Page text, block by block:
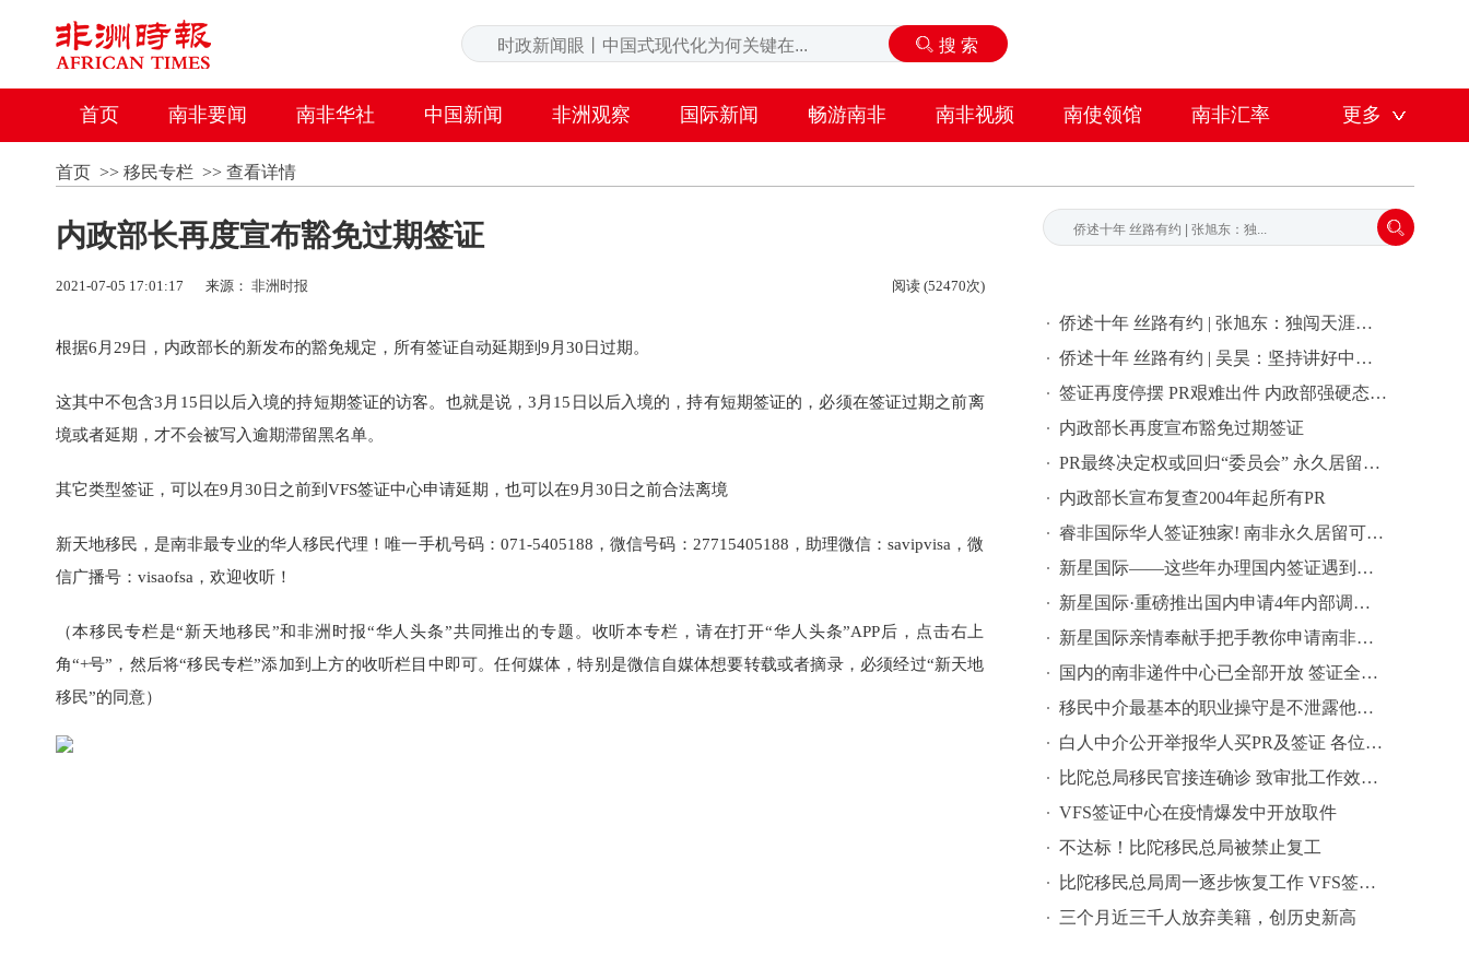
首页 南非要闻 南非华社 中国新闻 非洲观察 国际新闻 畅游南非 南非视频 南使领馆 南非汇率 更多
首页>> 移民专栏 >> 查看详情
内政部长再度宣布豁免过期签证
2021-07-05 17:01:17 来源： 非洲时报 阅读 (52470次)
根据6月29日，内政部长的新发布的豁免规定，所有签证自动延期到9月30日过期。
这其中不包含3月15日以后入境的持短期签证的访客。也就是说，3月15日以后入境的，持有短期签证的，必须在签证过期之前离
境或者延期，才不会被写入逾期滞留黑名单。
其它类型签证，可以在9月30日之前到VFS签证中心申请延期，也可以在9月30日之前合法离境
新天地移民，是南非最专业的华人移民代理！唯一手机号码：071-5405188，微信号码：27715405188，助理微信：savipvisa，微
信广播号：visaofsa，欢迎收听！
（本移民专栏是“新天地移民”和非洲时报“华人头条”共同推出的专题。收听本专栏，请在打开“华人头条”APP后，点击右上
角“+号”，然后将“移民专栏”添加到上方的收听栏目中即可。任何媒体，特别是微信自媒体想要转载或者摘录，必须经过“新天地
移民”的同意）
侨述十年 丝路有约 | 张旭东：独闯天涯，人生走的每一步都是一场战斗
侨述十年 丝路有约 | 吴昊：坚持讲好中国故事，做中俄友谊的双向使者
签证再度停摆 PR艰难出件 内政部强硬态度让外国人吃不消
内政部长再度宣布豁免过期签证
PR最终决定权或回归“委员会” 永久居留恐将大规模难产
内政部长宣布复查2004年起所有PR
睿非国际华人签证独家! 南非永久居留可在国内直接办理
新星国际——这些年办理国内签证遇到的奇葩问题
新星国际·重磅推出国内申请4年内部调动签证〖2020年升级版〗
新星国际亲情奉献手把手教你申请南非税号
国内的南非递件中心已全部开放 签证全力收件中
移民中介最基本的职业操守是不泄露他人信息
白人中介公开举报华人买PR及签证 各位华人切记注意保护个人信息！
比陀总局移民官接连确诊 致审批工作效率极其低下
VFS签证中心在疫情爆发中开放取件
不达标！比陀移民总局被禁止复工
比陀移民总局周一逐步恢复工作 VFS签证中心月中开始只取不递
三个月近三千人放弃美籍，创历史新高